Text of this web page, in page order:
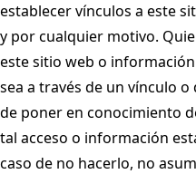
establecer vínculos a este
y por cualquier motivo.
este sitio web o
sea a través de un vínculo
de poner en conocimiento
tal acceso o información
caso de no hacerlo, no